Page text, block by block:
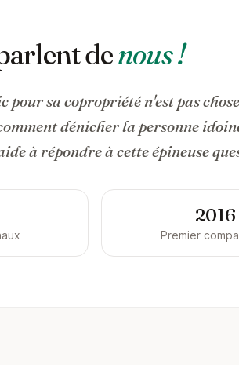
denous !
pour sa copropriété n'est pas
dénicher la personne
à répondre à cette épineuse
2016
Premier